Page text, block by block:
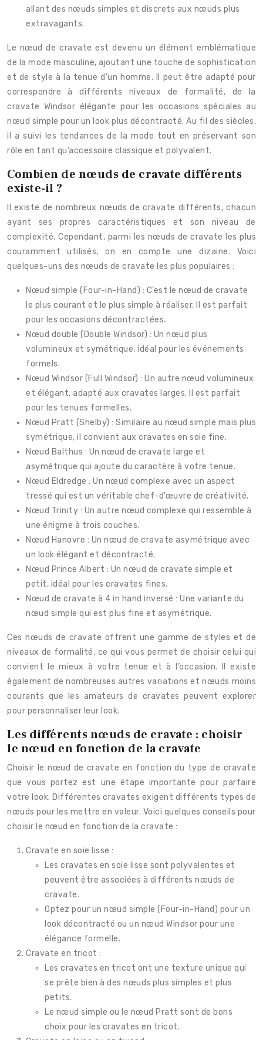
allant des nœuds simples et discrets aux nœuds plus
extravagants.
Le nœud de cravate est devenu un élément emblématique
de la mode masculine, ajoutant une touche de sophistication
et de style à la tenue d’un homme. Il peut être adapté pour
correspondre à différents niveaux de formalité, de la
cravate Windsor élégante pour les occasions spéciales au
nœud simple pour un look plus décontracté. Au fil des siècles,
il a suivi les tendances de la mode tout en préservant son
rôle en tant qu’accessoire classique et polyvalent.
Combien de nœuds de cravate différents
existe-il ?
Il existe de nombreux nœuds de cravate différents, chacun
ayant ses propres caractéristiques et son niveau de
complexité. Cependant, parmi les nœuds de cravate les plus
couramment utilisés, on en compte une dizaine. Voici
quelques-uns des nœuds de cravate les plus populaires :
Nœud simple (Four-in-Hand) : C’est le nœud de cravate
le plus courant et le plus simple à réaliser. Il est parfait
pour les occasions décontractées.
Nœud double (Double Windsor) : Un nœud plus
volumineux et symétrique, idéal pour les événements
formels.
Nœud Windsor (Full Windsor) : Un autre nœud volumineux
et élégant, adapté aux cravates larges. Il est parfait
pour les tenues formelles.
Nœud Pratt (Shelby) : Similaire au nœud simple mais plus
symétrique, il convient aux cravates en soie fine.
Nœud Balthus : Un nœud de cravate large et
asymétrique qui ajoute du caractère à votre tenue.
Nœud Eldredge : Un nœud complexe avec un aspect
tressé qui est un véritable chef-d’œuvre de créativité.
Nœud Trinity : Un autre nœud complexe qui ressemble à
une énigme à trois couches.
Nœud Hanovre : Un nœud de cravate asymétrique avec
un look élégant et décontracté.
Nœud Prince Albert : Un nœud de cravate simple et
petit, idéal pour les cravates fines.
Nœud de cravate à 4 in hand inversé : Une variante du
nœud simple qui est plus fine et asymétrique.
Ces nœuds de cravate offrent une gamme de styles et de
niveaux de formalité, ce qui vous permet de choisir celui qui
convient le mieux à votre tenue et à l’occasion. Il existe
également de nombreuses autres variations et nœuds moins
courants que les amateurs de cravates peuvent explorer
pour personnaliser leur look.
Les différents nœuds de cravate : choisir
le nœud en fonction de la cravate
Choisir le nœud de cravate en fonction du type de cravate
que vous portez est une étape importante pour parfaire
votre look. Différentes cravates exigent différents types de
nœuds pour les mettre en valeur. Voici quelques conseils pour
choisir le nœud en fonction de la cravate :
Cravate en soie lisse :
Les cravates en soie lisse sont polyvalentes et
peuvent être associées à différents nœuds de
cravate.
Optez pour un nœud simple (Four-in-Hand) pour un
look décontracté ou un nœud Windsor pour une
élégance formelle.
Cravate en tricot :
Les cravates en tricot ont une texture unique qui
se prête bien à des nœuds plus simples et plus
petits.
Le nœud simple ou le nœud Pratt sont de bons
choix pour les cravates en tricot.